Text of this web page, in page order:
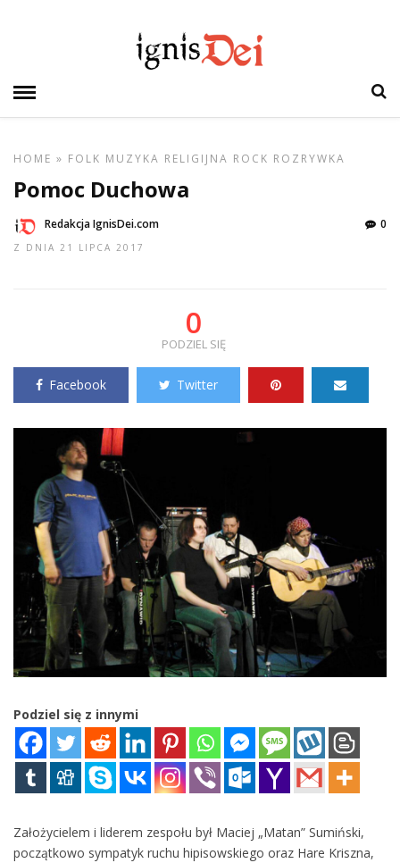
HOME » FOLK MUZYKA RELIGIJNA ROCK ROZRYWKA
Pomoc Duchowa
Redakcja IgnisDei.com
Z DNIA 21 LIPCA 2017
0
0
PODZIEL SIĘ
Facebook Twitter
Podziel się z innymi
Założycielem i liderem zespołu był Maciej „Matan” Sumiński,
początkowo sympatyk ruchu hipisowskiego oraz Hare Kriszna,